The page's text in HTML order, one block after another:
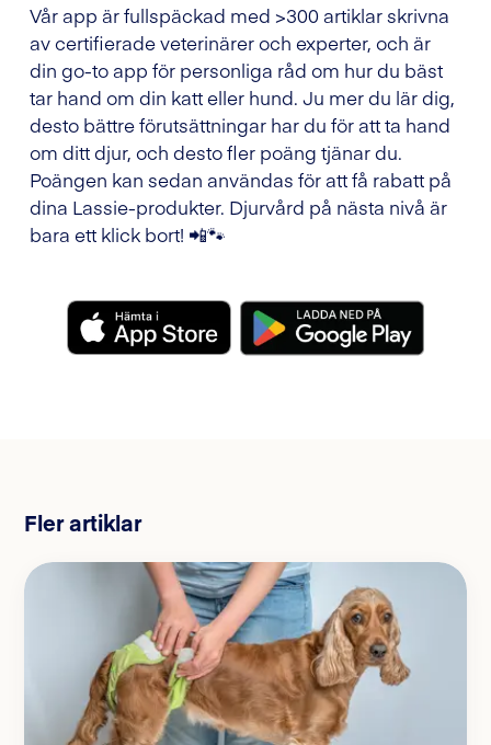
Vår app är fullspäckad med >300 artiklar skrivna
av certifierade veterinärer och experter, och är
din go-to app för personliga råd om hur du bäst
tar hand om din katt eller hund. Ju mer du lär dig,
desto bättre förutsättningar har du för att ta hand
om ditt djur, och desto fler poäng tjänar du.
Poängen kan sedan användas för att få rabatt på
dina Lassie-produkter. Djurvård på nästa nivå är
bara ett klick bort! 📲🐾
Fler artiklar